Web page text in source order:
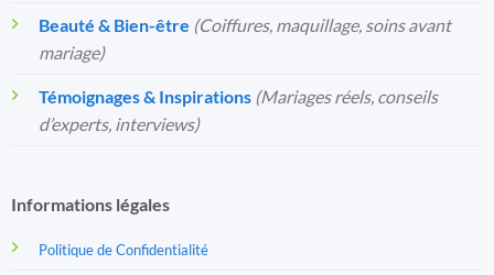
Beauté & Bien-être (Coiffures, maquillage, soins avant
mariage)
Témoignages & Inspirations (Mariages réels, conseils
d’experts, interviews)
Informations légales
Politique de Confidentialité